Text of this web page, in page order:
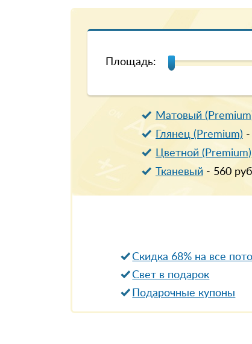
Площадь:
Матовый
Глянец (Premium) -
Цветной (Premium)
Тканевый- 560
Скидка 68% на все
Свет в подарок
Подарочные купоны